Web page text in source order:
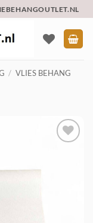
/ VLIES BEHANG